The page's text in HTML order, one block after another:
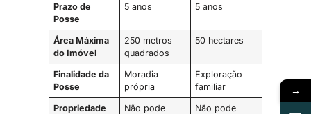
Prazo de
Posse
5 anos 5 anos
Área Máxima
do Imóvel
250 metros
quadrados
50 hectares
Finalidade da
Posse
Moradia
própria
Exploração
familiar
Propriedade
Não pode
Não pode
→